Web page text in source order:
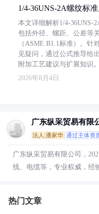
1/4-36UNS-2A螺纹标
本文详细解析1/4-36UNS-
包括外径、螺距、公差等
（ASME B1.1标准）。针
见疑问，通过公式推导给
附加工艺建议与扩展知识。
2026年8月4日
广东纵采贸易有限
法人:潘家华 通过主体资
广东纵采贸易有限公司，
线、电缆等，专业权威，经
热门文章